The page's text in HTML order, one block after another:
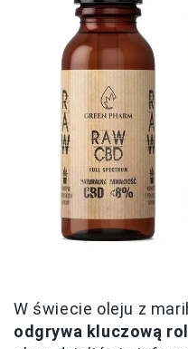
W świecie oleju z
odgrywa kluczową